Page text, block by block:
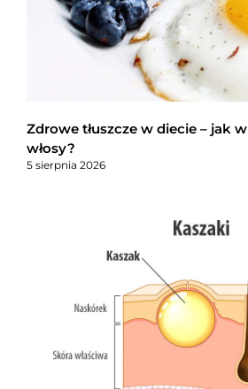
Zdrowe tłuszcze w diecie – jak
włosy?
5 sierpnia 2026